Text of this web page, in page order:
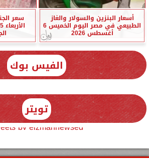
أسعار البنزين والسولار والغاز
الطبيعي في مصر اليوم الخميس 6
أغسطس 2026
سعر
الفيس بوك
تويتر
by elzmannewseg